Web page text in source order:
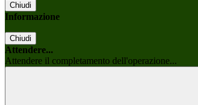
Chiudi
Informazione
Chiudi
Attendere...
Attendere il completamento dell'operazione...